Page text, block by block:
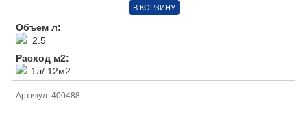
В КОРЗИНУ
Объем л:
2.5
Расход м2:
1л/ 12м2
Артикул: 400488